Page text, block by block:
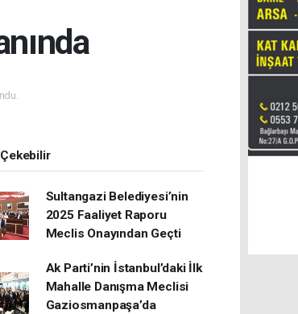
Sultangazi Belediyesi’nin
2025 Faaliyet Raporu
Meclis Onayından Geçti
Ak Parti’nin İstanbul’daki İlk
Mahalle Danışma Meclisi
Gaziosmanpaşa’da